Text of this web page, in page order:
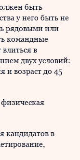
быть
у него быть не
рядовыми или
командные
в
двух условий:
и возраст до 45
кандидатов в